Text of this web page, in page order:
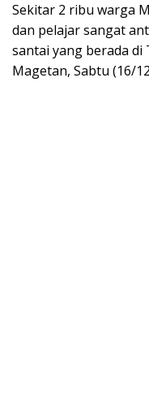
Sekitar 2 ribu warga
dan pelajar sangat
santai yang berada di
Magetan, Sabtu (16/